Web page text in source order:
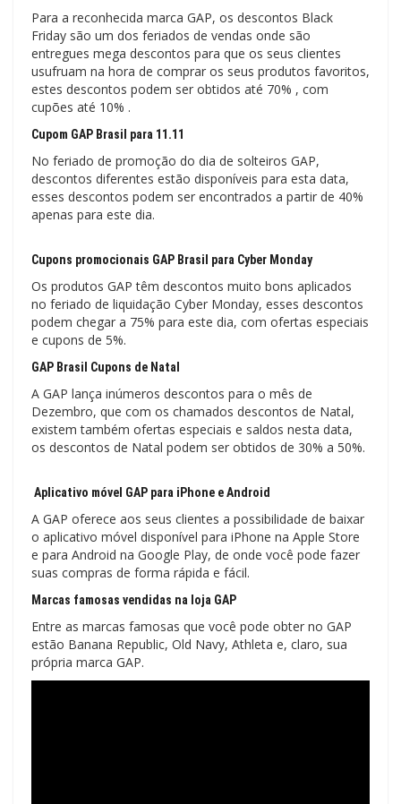
Para a reconhecida marca GAP, os descontos Black
Friday são um dos feriados de vendas onde são
entregues mega descontos para que os seus clientes
usufruam na hora de comprar os seus produtos favoritos,
estes descontos podem ser obtidos até 70% , com
cupões até 10% .
Cupom GAP Brasil para 11.11
No feriado de promoção do dia de solteiros GAP,
descontos diferentes estão disponíveis para esta data,
esses descontos podem ser encontrados a partir de 40%
apenas para este dia.
Cupons promocionais GAP Brasil para Cyber ​​Monday
Os produtos GAP têm descontos muito bons aplicados
no feriado de liquidação Cyber ​​Monday, esses descontos
podem chegar a 75% para este dia, com ofertas especiais
e cupons de 5%.
GAP Brasil Cupons de Natal
A GAP lança inúmeros descontos para o mês de
Dezembro, que com os chamados descontos de Natal,
existem também ofertas especiais e saldos nesta data,
os descontos de Natal podem ser obtidos de 30% a 50%.
Aplicativo móvel GAP para iPhone e Android
A GAP oferece aos seus clientes a possibilidade de baixar
o aplicativo móvel disponível para iPhone na Apple Store
e para Android na Google Play, de onde você pode fazer
suas compras de forma rápida e fácil.
Marcas famosas vendidas na loja GAP
Entre as marcas famosas que você pode obter no GAP
estão Banana Republic, Old Navy, Athleta e, claro, sua
própria marca GAP.